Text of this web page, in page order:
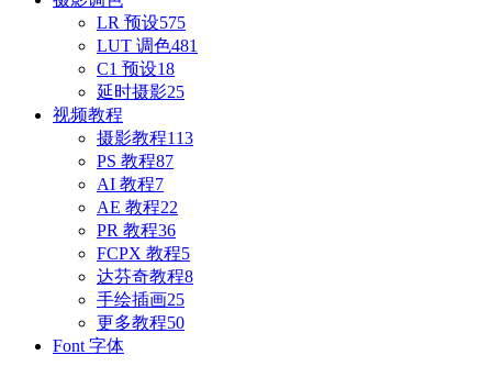
LR 预设575
LUT 调色481
C1 预设18
延时摄影25
视频教程
摄影教程113
PS 教程87
AI 教程7
AE 教程22
PR 教程36
FCPX 教程5
达芬奇教程8
手绘插画25
更多教程50
Font 字体